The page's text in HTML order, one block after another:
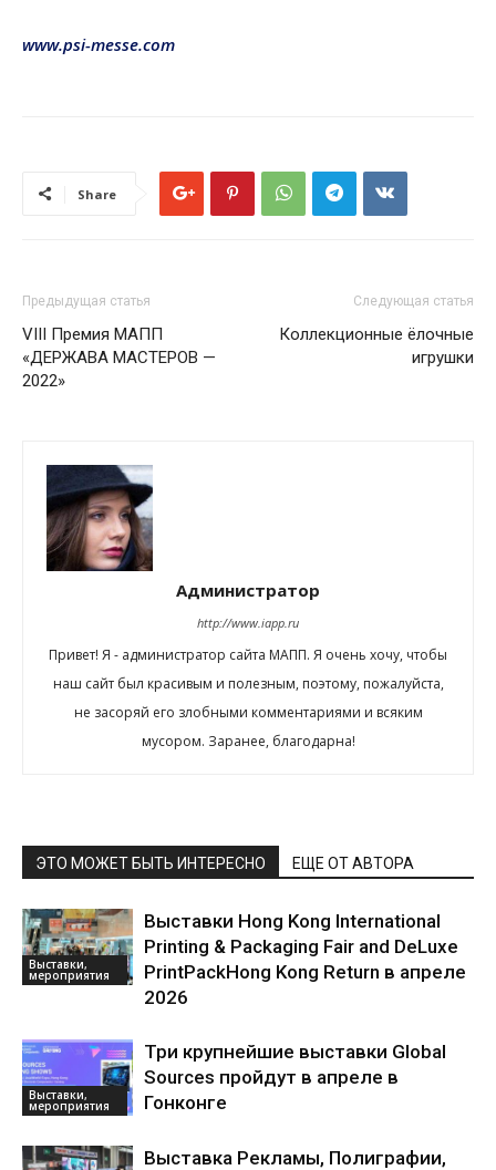
www.psi-messe.com
Share
Предыдущая статья
VIII Премия МАПП
«ДЕРЖАВА МАСТЕРОВ —
2022»
Следующая статья
Коллекционные ёлочные
игрушки
Администратор
http://www.iapp.ru
Привет! Я - администратор сайта МАПП. Я очень хочу, чтобы
наш сайт был красивым и полезным, поэтому, пожалуйста,
не засоряй его злобными комментариями и всяким
мусором. Заранее, благодарна!
ЭТО МОЖЕТ БЫТЬ ИНТЕРЕСНО ЕЩЕ ОТ АВТОРА
Выставки,
мероприятия
Выставки Hong Kong International
Printing & Packaging Fair and DeLuxe
PrintPackHong Kong Return в апреле
2026
Выставки,
мероприятия
Три крупнейшие выставки Global
Sources пройдут в апреле в
Гонконге
Выставка Рекламы, Полиграфии,